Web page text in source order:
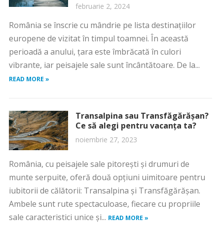
februarie 2, 2024
România se înscrie cu mândrie pe lista destinațiilor
europene de vizitat în timpul toamnei. În această
perioadă a anului, țara este îmbrăcată în culori
vibrante, iar peisajele sale sunt încântătoare. De la...
READ MORE »
Transalpina sau Transfăgărășan?
Ce să alegi pentru vacanța ta?
noiembrie 27, 2023
România, cu peisajele sale pitorești și drumuri de
munte serpuite, oferă două opțiuni uimitoare pentru
iubitorii de călătorii: Transalpina și Transfăgărășan.
Ambele sunt rute spectaculoase, fiecare cu propriile
sale caracteristici unice și... READ MORE »